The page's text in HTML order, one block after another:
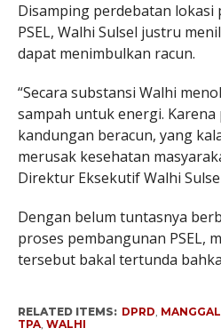
Disamping perdebatan
PSEL, Walhi Sulsel justru
dapat menimbulkan racun.
“Secara substansi Walhi
sampah untuk energi.
kandungan beracun, yang
merusak kesehatan
Direktur Eksekutif Walhi
Dengan belum tuntasnya
proses pembangunan PSEL,
tersebut bakal tertunda
RELATED ITEMS: DPRD,
TPA, WALHI